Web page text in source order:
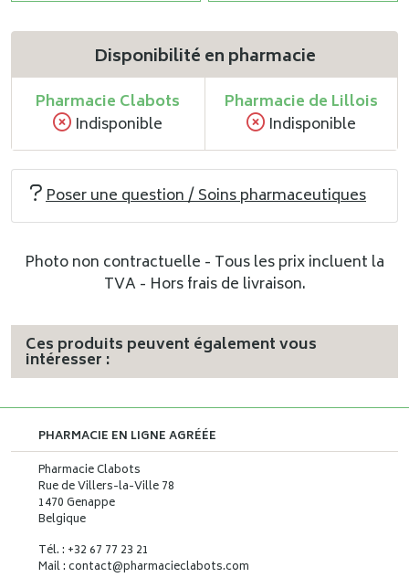
Disponibilité en pharmacie
Pharmacie Clabots
Indisponible
Pharmacie de Lillois
Indisponible
Poser une question / Soins pharmaceutiques
Photo non contractuelle - Tous les prix incluent la
TVA - Hors frais de livraison.
Ces produits peuvent également vous
intéresser :
PHARMACIE EN LIGNE AGRÉÉE
Pharmacie Clabots
Rue de Villers-la-Ville 78
1470 Genappe
Belgique
Tél. : +32 67 77 23 21
Mail : contact@pharmacieclabots.com